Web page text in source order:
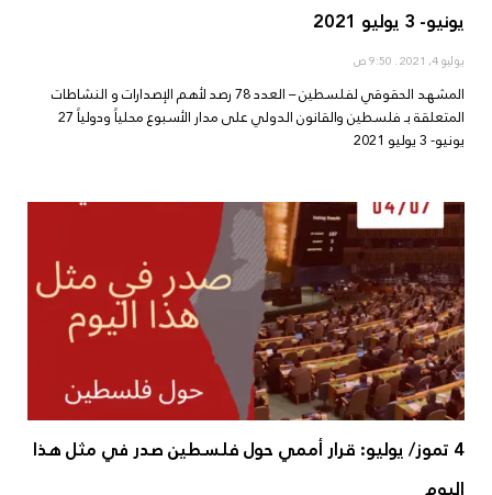
يونيو- 3 يوليو 2021
يوليو 4, 2021
المشهد الحقوقي لفلسطين – العدد 78 رصد لأهم الإصدارات و النشاطات
المتعلقة بـ فلسطين والقانون الدولي على مدار الأسبوع محلياً ودولياً 27
يونيو- 3 يوليو 2021
4 تموز/ يوليو: قرار أممي حول فلسطين صدر في مثل هذا